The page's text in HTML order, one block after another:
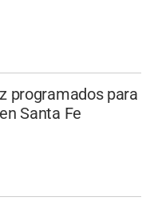
programados para
Santa Fe